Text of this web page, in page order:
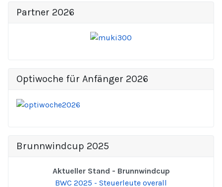
Partner 2026
Optiwoche für Anfänger 2026
Brunnwindcup 2025
Aktueller Stand - Brunnwindcup
BWC 2025 - Steuerleute overall